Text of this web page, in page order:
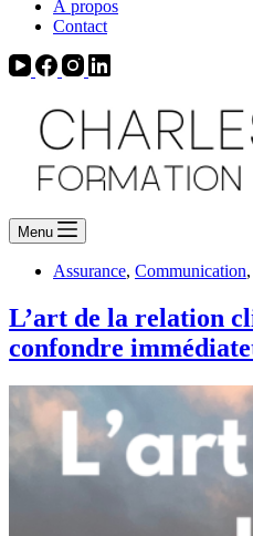
À propos
Contact
Menu
Assurance, Communication,
L’art de la relation
confondre